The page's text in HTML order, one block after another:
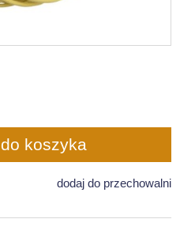
do koszyka
dodaj do przechowalni